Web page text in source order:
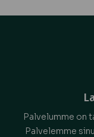
Palvelumme on
Palvelemme